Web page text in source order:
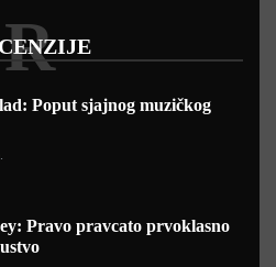
R
Poput sjajnog muzičkog
Pravo pravcato prvoklasno